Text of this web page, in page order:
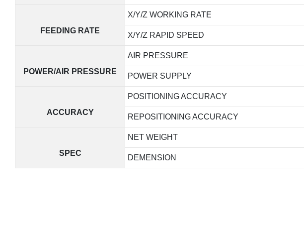
FEEDING RATE
X/Y/Z WORKING RATE
X/Y/Z RAPID SPEED
POWER/AIR PRESSURE
AIR PRESSURE
POWER SUPPLY
ACCURACY
POSITIONING ACCURACY
REPOSITIONING ACCURACY
SPEC
NET WEIGHT
DEMENSION